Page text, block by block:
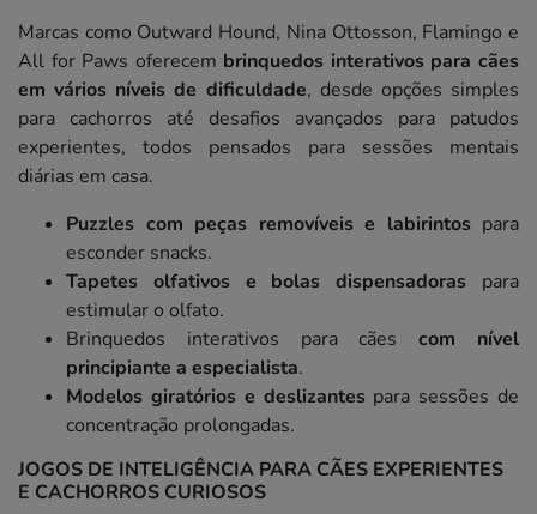
Marcas como Outward Hound, Nina Ottosson, Flamingo e
All for Paws oferecem brinquedos interativos para cães
em vários níveis de dificuldade, desde opções simples
para cachorros até desafios avançados para patudos
experientes, todos pensados para sessões mentais
diárias em casa.
Puzzles com peças removíveis e labirintos para
esconder snacks.
Tapetes olfativos e bolas dispensadoras para
estimular o olfato.
Brinquedos interativos para cãescom nível
principiante a especialista.
Modelos giratórios e deslizantes para sessões de
concentração prolongadas.
JOGOS DE INTELIGÊNCIA PARA CÃES EXPERIENTES
E CACHORROS CURIOSOS